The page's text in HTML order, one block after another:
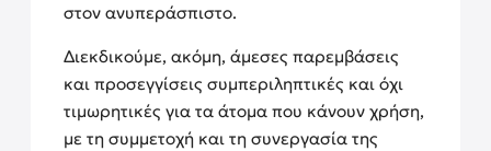
στον ανυπεράσπιστο.
Διεκδικούμε, ακόμη, άμεσες παρεμβάσεις
και προσεγγίσεις συμπεριληπτικές και όχι
τιμωρητικές για τα άτομα που κάνουν χρήση,
με τη συμμετοχή και τη συνεργασία της